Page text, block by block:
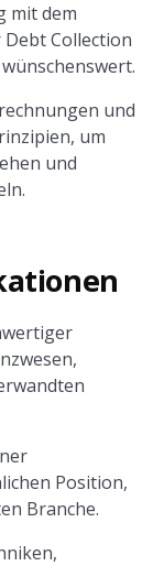
mit dem
Debt Collection
wünschenswert.
und
um
und
Position,
Branche.